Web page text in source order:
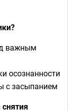
важным
осознанности
с засыпанием